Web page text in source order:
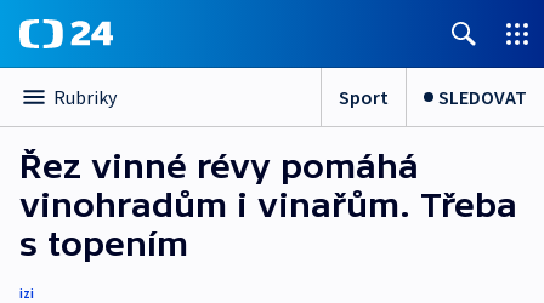
Rubriky Sport SLEDOVAT
Řez vinné révy pomáhá
vinohradům i vinařům. Třeba
s topením
izi